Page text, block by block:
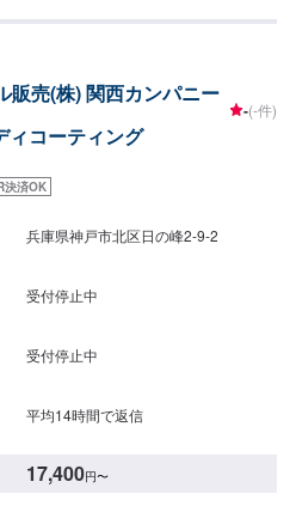
クリスタルキーパー】（施工時間：2〜
2時間、耐久：1年以上）雨が降ると汚
円M：33,300円L：35,500円LL：40,300
ダイヤモンドキーパー】（施工時間：
得られますSS：52,300円S：57,800円
円XL：95,200円※鏡面研磨は別途料金
【ダイヤⅡキーパー】（施工時間：6〜
ナンスで6年)）ダイヤモンドキーパーの
も、金額はWダイヤよりお得。コスパ重
ンドコーティングです。SS：63,300円
円LL：85,400円XL：106,200円※鏡面研
(1年に1度のメンテナンスで5年)）ガラ
磨は施工料金に含みます）【エコダイヤ
輝き、強い水はじきで水シミができに
M：91,900円L：97,800円LL：108,000
販売(株) 関西カンパニー
ィコーティング
-(-件)
決済OK
兵庫県神戸市北区日の峰2-9-2
受付停止中
受付停止中
平均14時間で返信
17,400円〜